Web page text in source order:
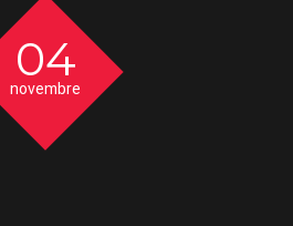
04
novembre